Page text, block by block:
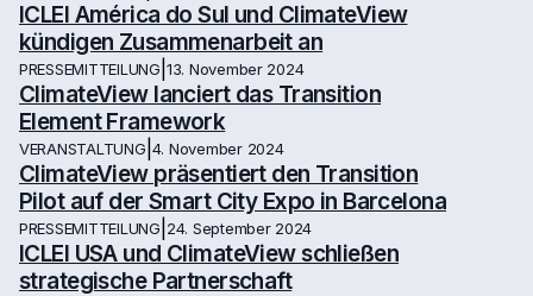
ICLEI América do Sul und ClimateView
kündigen Zusammenarbeit an
PRESSEMITTEILUNG 13. November 2024
ClimateView lanciert das Transition
Element Framework
VERANSTALTUNG 4. November 2024
ClimateView präsentiert den Transition
Pilot auf der Smart City Expo in Barcelona
PRESSEMITTEILUNG 24. September 2024
ICLEI USA und ClimateView schließen
strategische Partnerschaft